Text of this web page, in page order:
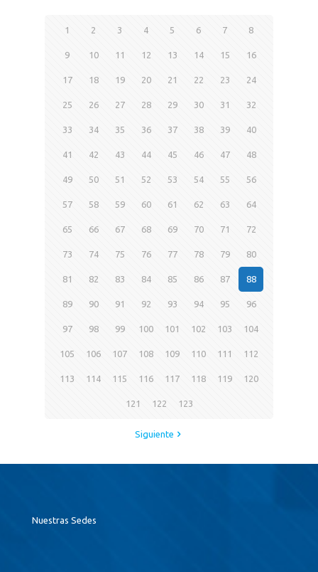
1 2 3 4 5 6 7 8
9 10 11 12 13 14 15 16
17 18 19 20 21 22 23 24
25 26 27 28 29 30 31 32
33 34 35 36 37 38 39 40
41 42 43 44 45 46 47 48
49 50 51 52 53 54 55 56
57 58 59 60 61 62 63 64
65 66 67 68 69 70 71 72
73 74 75 76 77 78 79 80
81 82 83 84 85 86 87 88
89 90 91 92 93 94 95 96
97 98 99 100 101 102 103 104
105 106 107 108 109 110 111 112
113 114 115 116 117 118 119 120
121 122 123
Siguiente
Nuestras Sedes